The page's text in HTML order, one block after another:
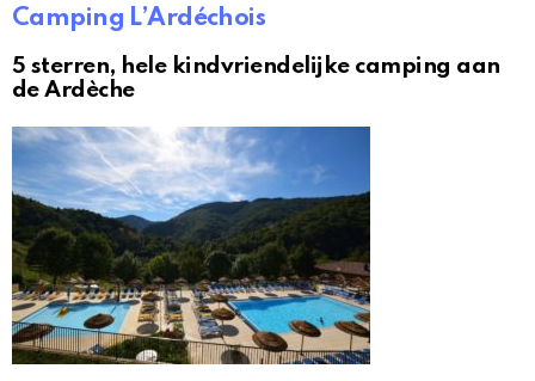
Camping L’Ardéchois
5 sterren, hele kindvriendelijke camping aan
de Ardèche